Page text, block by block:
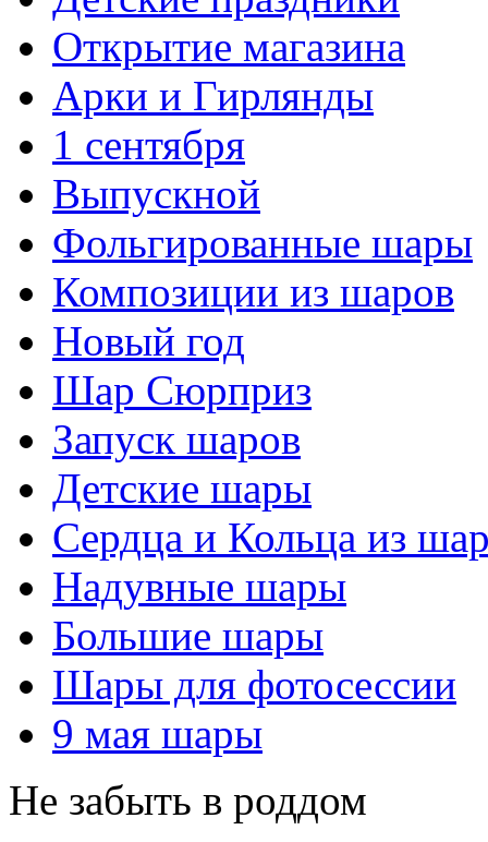
Открытие магазина
Арки и Гирлянды
1 сентября
Выпускной
Фольгированные шары
Композиции из шаров
Новый год
Шар Сюрприз
Запуск шаров
Детские шары
Сердца и Кольца из
Надувные шары
Большие шары
Шары для фотосессии
9 мая шары
Не забыть в роддом